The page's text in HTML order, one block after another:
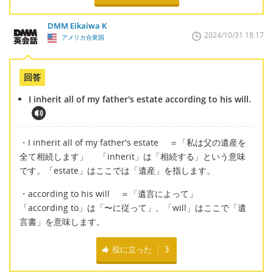
DMM Eikaiwa K
アメリカ合衆国 2024/10/31 18:17
回答
I inherit all of my father's estate according to his will.
・I inherit all of my father's estate ＝「私は父の遺産を
全て相続します」 「inherit」は「相続する」という意味
です。「estate」はここでは「遺産」を指します。
・according to his will ＝「遺言によって」
「according to」は「〜に従って」、「will」はここで「遺
言書」を意味します。
役に立った 3